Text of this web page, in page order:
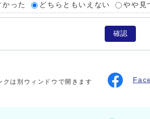
った どちらともいえない やや見
確認
クは別ウィンドウで開きます